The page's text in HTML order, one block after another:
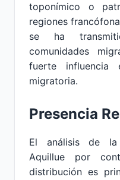
toponímico o
regiones
se ha
comunidades
fuerte influencia
migratoria.
Presencia
El análisis de la
Aquillue por
distribución es